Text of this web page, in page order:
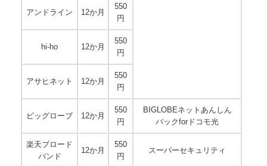
アンドライン 12か月
550
円
hi-ho 12か月
550
円
アサヒネット 12か月
550
円
ビッグローブ 12か月
550
円
BIGLOBEネットあんしん
パックforドコモ光
楽天ブロード
バンド
12か月
550
円
スーパーセキュリティ